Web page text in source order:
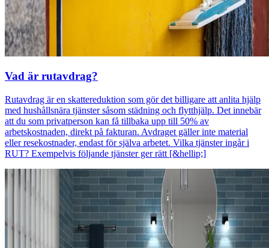
Vad är rutavdrag?
Rutavdrag är en skattereduktion som gör det billigare att anlita hjälp
med hushållsnära tjänster såsom städning och flytthjälp. Det innebär
att du som privatperson kan få tillbaka upp till 50% av
arbetskostnaden, direkt på fakturan. Avdraget gäller inte material
eller resekostnader, endast för själva arbetet. Vilka tjänster ingår i
RUT? Exempelvis följande tjänster ger rätt [&hellip;]